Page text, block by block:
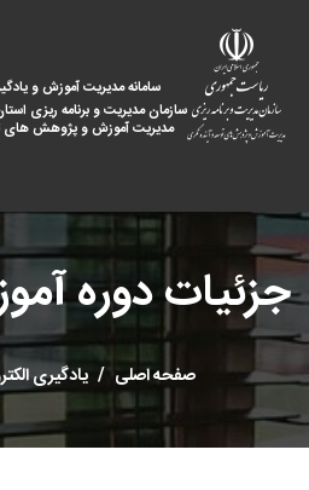
سامانه مدیریت آموزش و
سازمان مدیریت و برنامه ریزی
مدیریت آموزش و پژوهش های
جزئیات دوره
صفحه اصلی یادگیری